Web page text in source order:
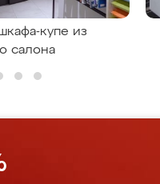
купе из
салона